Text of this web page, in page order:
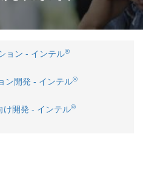
ョン - インテル®
ン開発 - インテル®
け開発 - インテル®